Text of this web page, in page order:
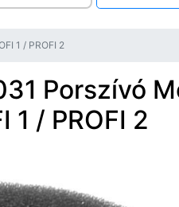
1 / PROFI 2
Porszívó
1 / PROFI 2